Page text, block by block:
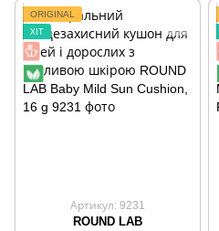
ORIGINAL
ХІТ
Артикул: 9231
ROUND LAB